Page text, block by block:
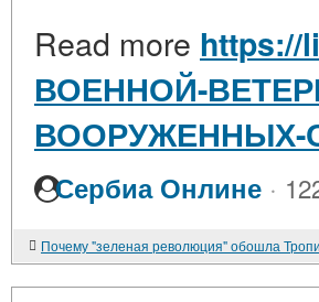
Read more https://
ВОЕННОЙ-
ВООРУЖЕННЫХ-
Сербиа Онлине ·